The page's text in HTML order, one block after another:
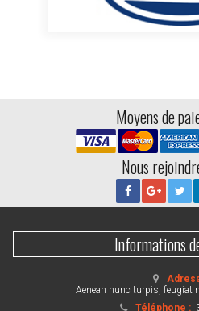
Moyens de
Nous
Informations
Aenean nunc turpis, feugiat
Téléphone :